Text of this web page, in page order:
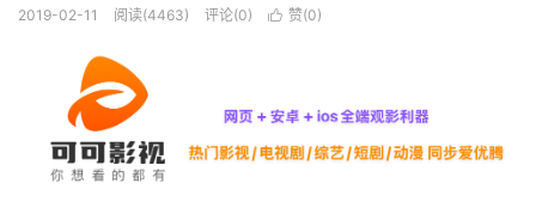
2019-02-11 阅读(4463) 评论(0)  赞(0)